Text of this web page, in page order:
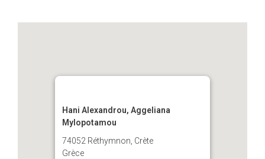
Hani Alexandrou, Aggeliana
Mylopotamou
74052 Réthymnon, Crète
Grèce